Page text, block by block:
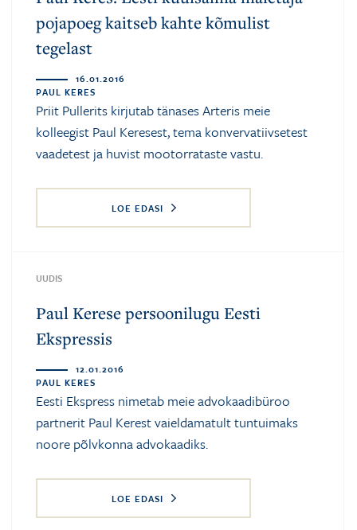
pojapoeg kaitseb kahte kõmulist
tegelast
16.01.2016
PAUL KERES
Priit Pullerits kirjutab tänases Arteris meie
kolleegist Paul Keresest, tema konvervatiivsetest
vaadetest ja huvist mootorrataste vastu.
LOE EDASI
UUDIS
Paul Kerese persoonilugu Eesti
Ekspressis
12.01.2016
PAUL KERES
Eesti Ekspress nimetab meie advokaadibüroo
partnerit Paul Kerest vaieldamatult tuntuimaks
noore põlvkonna advokaadiks.
LOE EDASI